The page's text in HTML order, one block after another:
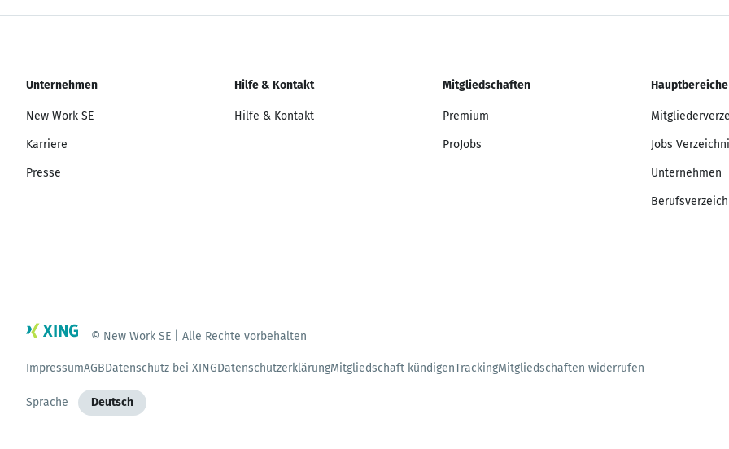
Unternehmen
New Work SE
Karriere
Presse
Hilfe & Kontakt
Hilfe & Kontakt
Mitgliedschaften
Premium
ProJobs
Hauptbereiche
Jobs
Unternehmen
© New Work SE | Alle Rechte vorbehalten
ImpressumAGBDatenschutz bei XINGDatenschutzerklärungMitgliedschaft kündigenTrackingMitgliedschaften widerrufen
Sprache Deutsch